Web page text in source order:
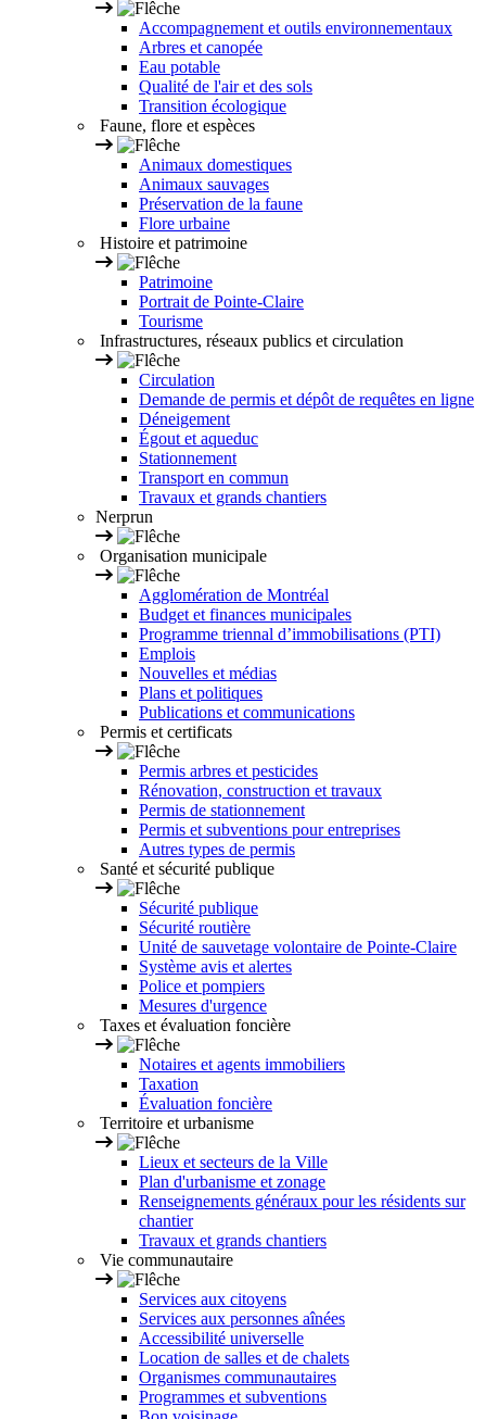
Accompagnement et outils environnementaux
Arbres et canopée
Eau potable
Qualité de l'air et des sols
Transition écologique
Faune, flore et espèces
Animaux domestiques
Animaux sauvages
Préservation de la faune
Flore urbaine
Histoire et patrimoine
Patrimoine
Portrait de Pointe-Claire
Tourisme
Infrastructures, réseaux publics et circulation
Circulation
Demande de permis et dépôt de requêtes en ligne
Déneigement
Égout et aqueduc
Stationnement
Transport en commun
Travaux et grands chantiers
Nerprun
Organisation municipale
Agglomération de Montréal
Budget et finances municipales
Programme triennal d’immobilisations (PTI)
Emplois
Nouvelles et médias
Plans et politiques
Publications et communications
Permis et certificats
Permis arbres et pesticides
Rénovation, construction et travaux
Permis de stationnement
Permis et subventions pour entreprises
Autres types de permis
Santé et sécurité publique
Sécurité publique
Sécurité routière
Unité de sauvetage volontaire de Pointe-Claire
Système avis et alertes
Police et pompiers
Mesures d'urgence
Taxes et évaluation foncière
Notaires et agents immobiliers
Taxation
Évaluation foncière
Territoire et urbanisme
Lieux et secteurs de la Ville
Plan d'urbanisme et zonage
Renseignements généraux pour les résidents sur
chantier
Travaux et grands chantiers
Vie communautaire
Services aux citoyens
Services aux personnes aînées
Accessibilité universelle
Location de salles et de chalets
Organismes communautaires
Programmes et subventions